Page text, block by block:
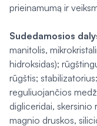
prieinamumą ir
Sudedamosios
manitolis,
hidroksidas);
rūgštis;
reguliuojančios
digliceridai,
magnio druskos,